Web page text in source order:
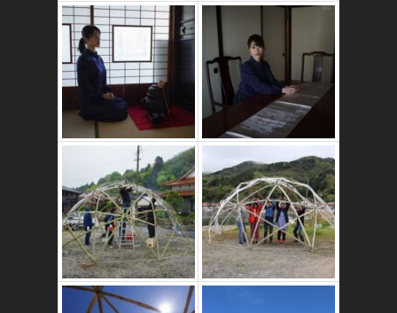
かたゑ庵築100年
の古民家